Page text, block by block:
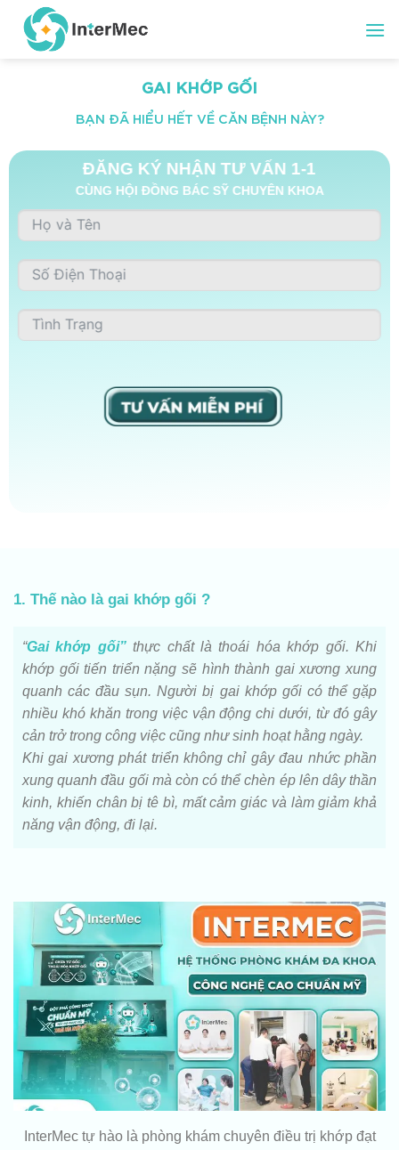
content
GAI KHỚP GỐI
BẠN ĐÃ HIỂU HẾT VỀ CĂN BỆNH NÀY?
ĐĂNG KÝ NHẬN TƯ VẤN 1-1
CÙNG HỘI ĐỒNG BÁC SỸ CHUYÊN KHOA
1. Thế nào là gai khớp gối ?
“Gai khớp gối”thực chất là thoái hóa khớp gối. Khi
khớp gối tiến triển nặng sẽ hình thành gai xương xung
quanh các đầu sụn. Người bị gai khớp gối có thể gặp
nhiều khó khăn trong việc vận động chi dưới, từ đó gây
cản trở trong công việc cũng như sinh hoạt hằng ngày.
Khi gai xương phát triển không chỉ gây đau nhức phần
xung quanh đầu gối mà còn có thể chèn ép lên dây thần
kinh, khiến chân bị tê bì, mất cảm giác và làm giảm khả
năng vận động, đi lại.
InterMec tự hào là phòng khám chuyên điều trị khớp đạt